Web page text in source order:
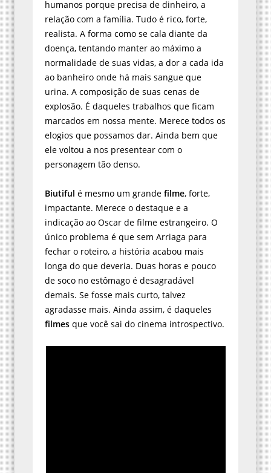
humanos porque precisa de dinheiro, a
relação com a família. Tudo é rico, forte,
realista. A forma como se cala diante da
doença, tentando manter ao máximo a
normalidade de suas vidas, a dor a cada ida
ao banheiro onde há mais sangue que
urina. A composição de suas cenas de
explosão. É daqueles trabalhos que ficam
marcados em nossa mente. Merece todos os
elogios que possamos dar. Ainda bem que
ele voltou a nos presentear com o
personagem tão denso.
Biutiful é mesmo um grande filme, forte,
impactante. Merece o destaque e a
indicação ao Oscar de filme estrangeiro. O
único problema é que sem Arriaga para
fechar o roteiro, a história acabou mais
longa do que deveria. Duas horas e pouco
de soco no estômago é desagradável
demais. Se fosse mais curto, talvez
agradasse mais. Ainda assim, é daqueles
filmes que você sai do cinema introspectivo.